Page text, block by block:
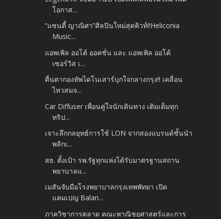
โอกาส...
“แซนดี้ ญาณิศา”ศิลปินใหม่สุดคิวท์!!Heliconia
Music...
แอพเพิล ออโต้ ออคชั่น และ แอพเพิล ออโต้
เซอร์วิส เ...
ตื่นตากองทัพไดโนเสาร์บุกใจกลางกรุง!! เคลื่อน
ไหวสมจ...
Car Diffuser เพื่อนคู่ใจนักเดินทาง เติมเต็มทุก
ทริป...
เจาะลึกกลยุทธ์การใช้ LON จากสองแบรนด์ชั้นนำ
พลิกเ...
สธ. ตั้งเป้า รพ.รัฐทุกแห่งได้รับมาตรฐานสถาน
พยาบาลแ...
เมสันจับมือโรงพยาบาลกรุงเทพพัทยา เปิด
แคมเปญ Balan...
ภาควิชาการตลาด คณะพาณิชยศาสตร์และการ